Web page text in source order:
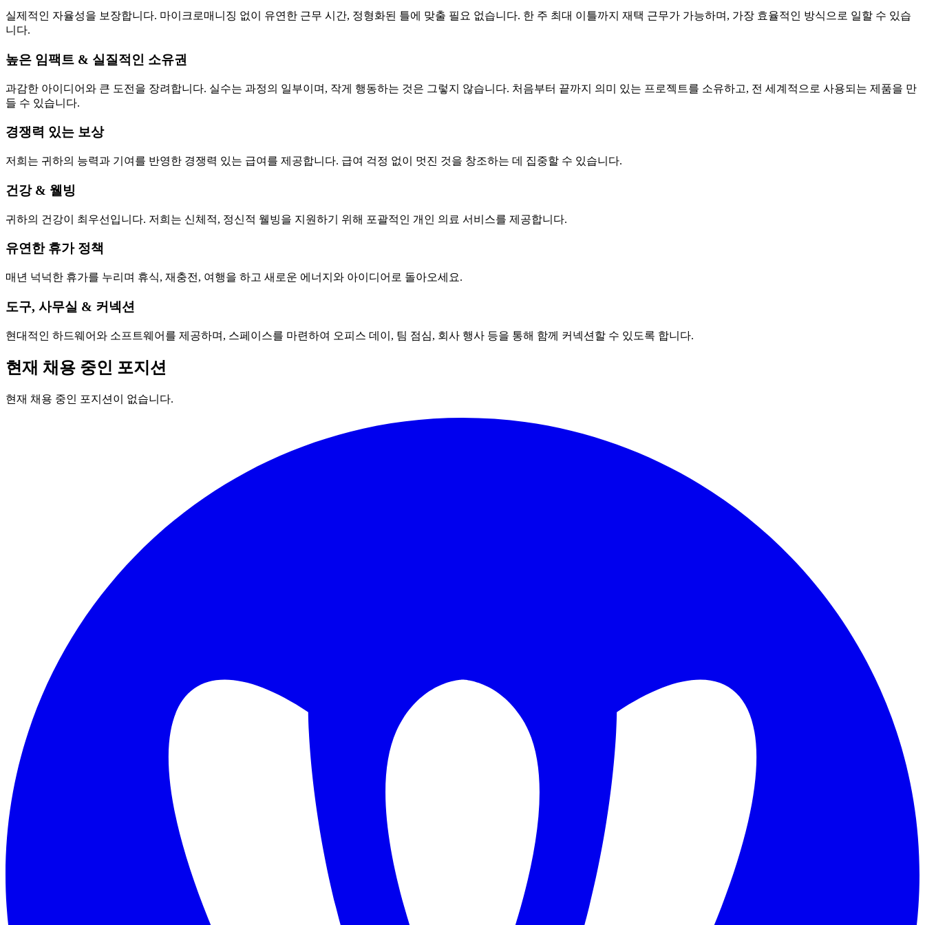
실제적인 자율성을 보장합니다. 마이크로매니징 없이 유연한 근무 시간, 정형화된 틀에 맞출 필요 없습니다. 한 주 최대 이틀까지 재택 근무가 가능하며, 가장 효율적인 방식으로 일할 수 있습
니다.
높은 임팩트 & 실질적인 소유권
과감한 아이디어와 큰 도전을 장려합니다. 실수는 과정의 일부이며, 작게 행동하는 것은 그렇지 않습니다. 처음부터 끝까지 의미 있는 프로젝트를 소유하고, 전 세계적으로 사용되는 제품을 만
들 수 있습니다.
경쟁력 있는 보상
저희는 귀하의 능력과 기여를 반영한 경쟁력 있는 급여를 제공합니다. 급여 걱정 없이 멋진 것을 창조하는 데 집중할 수 있습니다.
건강 & 웰빙
귀하의 건강이 최우선입니다. 저희는 신체적, 정신적 웰빙을 지원하기 위해 포괄적인 개인 의료 서비스를 제공합니다.
유연한 휴가 정책
매년 넉넉한 휴가를 누리며 휴식, 재충전, 여행을 하고 새로운 에너지와 아이디어로 돌아오세요.
도구, 사무실 & 커넥션
현대적인 하드웨어와 소프트웨어를 제공하며, 스페이스를 마련하여 오피스 데이, 팀 점심, 회사 행사 등을 통해 함께 커넥션할 수 있도록 합니다.
현재 채용 중인 포지션
현재 채용 중인 포지션이 없습니다.